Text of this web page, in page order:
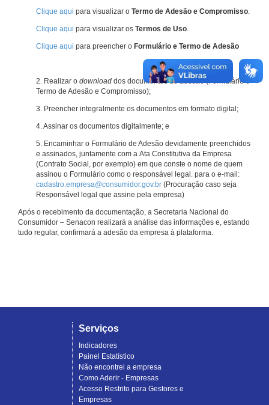
Clique aqui para visualizar o Termo de Adesão e Compromisso.
Clique aqui para visualizar os Termos de Uso.
Clique aqui para preencher o Formulário e Termo de Adesão
2. Realizar o download dos documentos de adesão (Formulário e
Termo de Adesão e Compromisso);
3. Preencher integralmente os documentos em formato digital;
4. Assinar os documentos digitalmente; e
5. Encaminhar o Formulário de Adesão devidamente preenchidos
e assinados, juntamente com a Ata Constitutiva da Empresa
(Contrato Social, por exemplo) em que conste o nome de quem
assinou o Formulário como o responsável legal. para o e-mail:
cadastro.empresa@consumidor.gov.br (Procuração caso seja
Responsável legal que assine pela empresa)
Após o recebimento da documentação, a Secretaria Nacional do
Consumidor – Senacon realizará a análise das informações e, estando
tudo regular, confirmará a adesão da empresa à plataforma.
Serviços
Indicadores
Painel Estatístico
Não encontrei a empresa
Como Aderir - Empresas
Acesso Restrito para Gestores e
Empresas